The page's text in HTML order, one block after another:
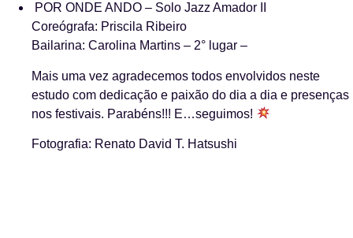
POR ONDE ANDO – Solo Jazz Amador II
Coreógrafa: Priscila Ribeiro
Bailarina: Carolina Martins – 2° lugar –
Mais uma vez agradecemos todos envolvidos neste
estudo com dedicação e paixão do dia a dia e presenças
nos festivais. Parabéns!!! E…seguimos!
Fotografia: Renato David T. Hatsushi